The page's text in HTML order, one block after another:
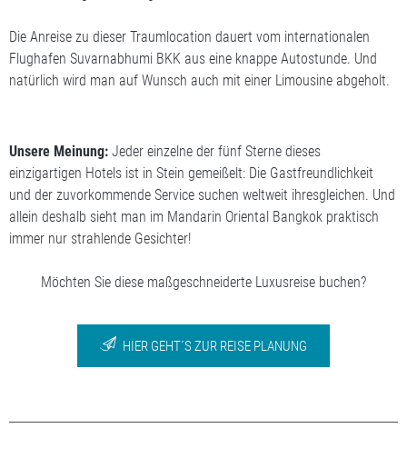
Die Anreise zu dieser Traumlocation dauert vom internationalen
Flughafen Suvarnabhumi BKK aus eine knappe Autostunde. Und
natürlich wird man auf Wunsch auch mit einer Limousine abgeholt.
Unsere Meinung: Jeder einzelne der fünf Sterne dieses
einzigartigen Hotels ist in Stein gemeißelt: Die Gastfreundlichkeit
und der zuvorkommende Service suchen weltweit ihresgleichen. Und
allein deshalb sieht man im Mandarin Oriental Bangkok praktisch
immer nur strahlende Gesichter!
Möchten Sie diese maßgeschneiderte Luxusreise buchen?
HIER GEHT´S ZUR REISE PLANUNG